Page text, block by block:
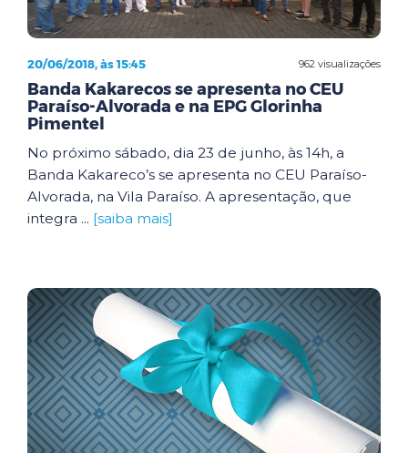
962 visualizações
20/06/2018, às 15:45
Banda Kakarecos se apresenta no CEU
Paraíso-Alvorada e na EPG Glorinha
Pimentel
No próximo sábado, dia 23 de junho, às 14h, a
Banda Kakareco’s se apresenta no CEU Paraíso-
Alvorada, na Vila Paraíso. A apresentação, que
integra ... [saiba mais]